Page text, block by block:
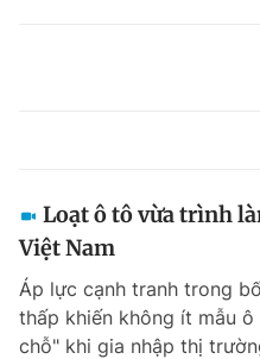
Loạt ô tô vừa trình
Việt Nam
Áp lực cạnh tranh trong
thấp khiến không ít mẫu
chỗ" khi gia nhập thị